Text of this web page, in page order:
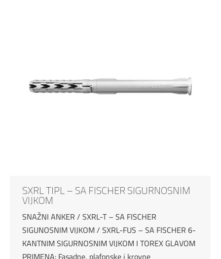
SXRL TIPL – SA FISCHER SIGURNOSNIM
VIJKOM
SNAŽNI ANKER / SXRL-T – SA FISCHER
SIGUNOSNIM VIJKOM / SXRL-FUS – SA FISCHER 6-
KANTNIM SIGURNOSNIM VIJKOM I TOREX GLAVOM